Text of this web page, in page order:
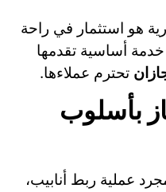
هو استثمار في راحة
أساسية تقدمها
تحترم عملاءها.
بأسلوب
عملية ربط أنابيب،